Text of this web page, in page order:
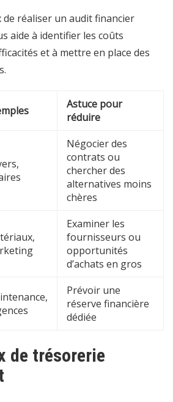
réaliser un audit financier
aide à identifier les coûts
et à mettre en place des
Astuce pour
réduire
Négocier des
contrats ou
chercher des
alternatives moins
chères
Examiner les
fournisseurs ou
opportunités
d’achats en gros
Prévoir une
réserve financière
dédiée
de trésorerie